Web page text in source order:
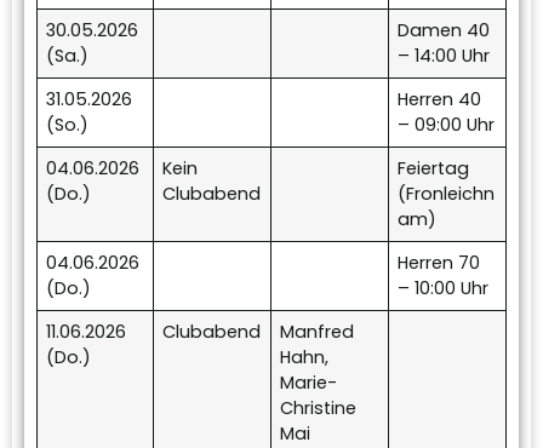
30.05.2026
(Sa.)
Damen 40
– 14:00 Uhr
31.05.2026
(So.)
Herren 40
– 09:00 Uhr
04.06.2026
(Do.)
Kein
Clubabend
Feiertag
(Fronleichn
am)
04.06.2026
(Do.)
Herren 70
– 10:00 Uhr
11.06.2026
(Do.)
Clubabend
Manfred
Hahn,
Marie-
Christine
Mai